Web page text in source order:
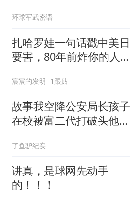
环球军武密语
扎哈罗娃一句话戳中美日
要害，80年前炸你的人，
宸宸的发明 1跟贴
故事我空降公安局长孩子
在校被富二代打破头他爹
了鱼驴纪实
讲真，是球网先动手
的！！！